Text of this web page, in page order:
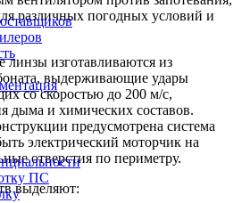
различных погодных условий и
изготавливаются из
выдерживающие удары
со скоростью до 200 м/с,
дыма и химических составов.
предусмотрена система
электрический моторчик на
отверстия по периметру.
выделяют:
ПС